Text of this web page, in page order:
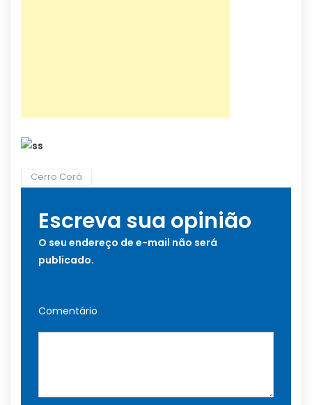
Cerro Corá
Escreva sua opinião
O seu endereço de e-mail não será
publicado.
Comentário